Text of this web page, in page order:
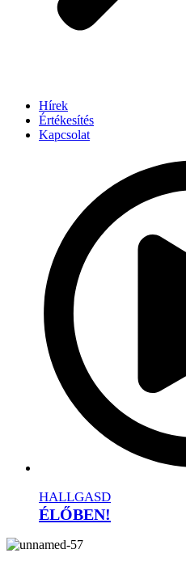
Hírek
Értékesítés
Kapcsolat
HALLGASD
ÉLŐBEN!